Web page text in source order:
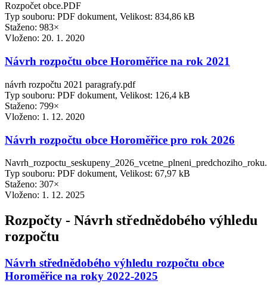
Rozpočet obce.PDF
Typ souboru: PDF dokument, Velikost: 834,86 kB
Staženo: 983×
Vloženo: 20. 1. 2020
Návrh rozpočtu obce Horoměřice na rok 2021
návrh rozpočtu 2021 paragrafy.pdf
Typ souboru: PDF dokument, Velikost: 126,4 kB
Staženo: 799×
Vloženo: 1. 12. 2020
Návrh rozpočtu obce Horoměřice pro rok 2026
Typ souboru: PDF dokument, Velikost: 67,97 kB
Staženo: 307×
Vloženo: 1. 12. 2025
Rozpočty - Návrh střednědobého výhledu
rozpočtu
Návrh střednědobého výhledu rozpočtu obce
Horoměřice na roky 2022-2025